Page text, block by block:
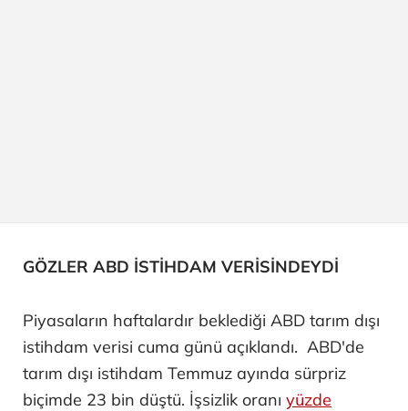
GÖZLER ABD İSTİHDAM VERİSİNDEYDİ
Piyasaların haftalardır beklediği ABD tarım dışı
istihdam verisi cuma günü açıklandı. ABD'de
tarım dışı istihdam Temmuz ayında sürpriz
biçimde 23 bin düştü. İşsizlik oranı yüzde